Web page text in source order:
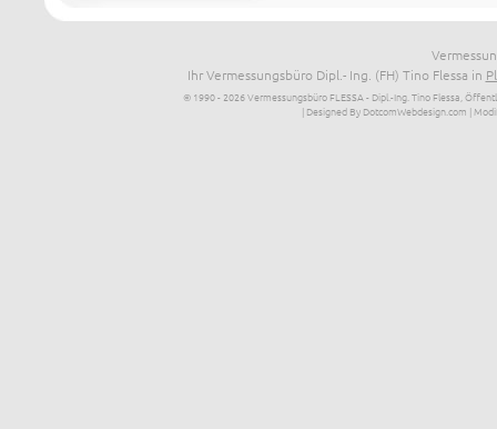
Ihr Vermessungsbüro Dipl.- Ing. (FH) Tino Flessa in
© 1990 - 2026 Vermessungsbüro FLESSA - Dipl.-Ing. Tino Flessa,
| Designed By DotcomWebdesign.com |